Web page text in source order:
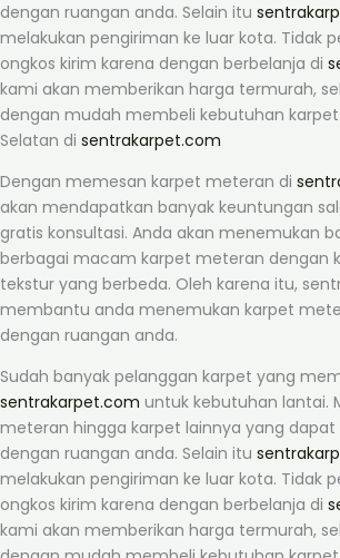
dengan ruangan anda. Selain itu
melakukan pengiriman ke luar kota. Tidak
ongkos kirim karena dengan berbelanja di
kami akan memberikan harga termurah,
dengan mudah membeli kebutuhan
Selatan di sentrakarpet.com
Dengan memesan karpet meteran di
akan mendapatkan banyak keuntungan
gratis konsultasi. Anda akan menemukan
berbagai macam karpet meteran dengan
tekstur yang berbeda. Oleh karena itu,
membantu anda menemukan karpet
dengan ruangan anda.
Sudah banyak pelanggan karpet yang
sentrakarpet.com untuk kebutuhan lantai.
meteran hingga karpet lainnya yang dapat
dengan ruangan anda. Selain itu
melakukan pengiriman ke luar kota. Tidak
ongkos kirim karena dengan berbelanja di
kami akan memberikan harga termurah,